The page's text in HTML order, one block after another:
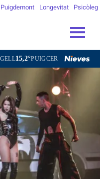
Longevitat Psicòleg
12,6°FIGUERES25,3°